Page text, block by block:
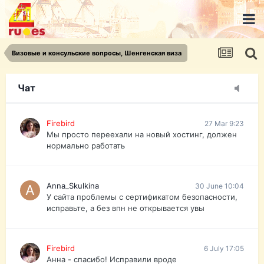
Визовые и консульские вопросы, Шенгенская виза
Чат
urist.dokument@gmail.com
https://pasport-ua.com/
Телеграмм @uristpassua
Firebird
Друзья - из России без VPN сайт и форум
Firebird 27 Mar 9:23
Мы просто переехали на новый хостинг, должен
нормально работать
Anna_Skulkina 30 June 10:04
У сайта проблемы с сертификатом безопасности,
исправьте, а без впн не открывается увы
Firebird 6 July 17:05
Анна - спасибо! Исправили вроде